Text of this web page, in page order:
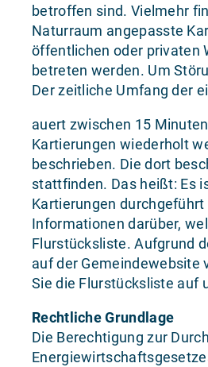
betroffen sind. Vielmehr
Naturraum angepasste
öffentlichen oder privaten
betreten werden. Um
Der zeitliche Umfang der
auert zwischen 15
Kartierungen wiederholt
beschrieben. Die dort
stattfinden. Das heißt: Es
Kartierungen
Informationen darüber,
Flurstücksliste. Aufgrund
auf der Gemeindewebsite
Sie die Flurstücksliste auf
Rechtliche Grundlage
Die Berechtigung zur